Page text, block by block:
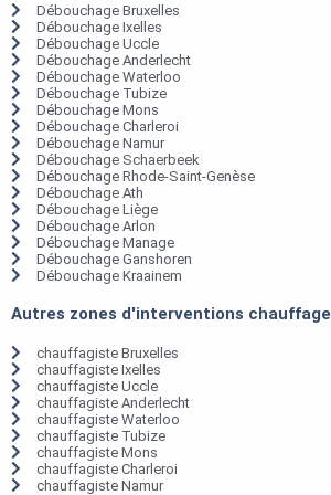
Débouchage Bruxelles
Débouchage Ixelles
Débouchage Uccle
Débouchage Anderlecht
Débouchage Waterloo
Débouchage Tubize
Débouchage Mons
Débouchage Charleroi
Débouchage Namur
Débouchage Schaerbeek
Débouchage Rhode-Saint-Genèse
Débouchage Ath
Débouchage Liège
Débouchage Arlon
Débouchage Manage
Débouchage Ganshoren
Débouchage Kraainem
Autres zones d'interventions chauffage
chauffagiste Bruxelles
chauffagiste Ixelles
chauffagiste Uccle
chauffagiste Anderlecht
chauffagiste Waterloo
chauffagiste Tubize
chauffagiste Mons
chauffagiste Charleroi
chauffagiste Namur